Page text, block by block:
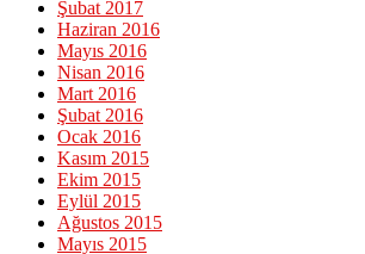
Şubat 2017
Haziran 2016
Mayıs 2016
Nisan 2016
Mart 2016
Şubat 2016
Ocak 2016
Kasım 2015
Ekim 2015
Eylül 2015
Ağustos 2015
Mayıs 2015